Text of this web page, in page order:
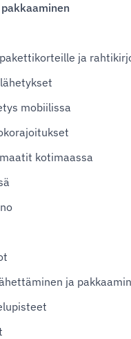
ja
mobiilissa
kotimaassa
ja